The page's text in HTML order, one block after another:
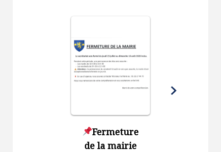
Fermeture
de la mairie